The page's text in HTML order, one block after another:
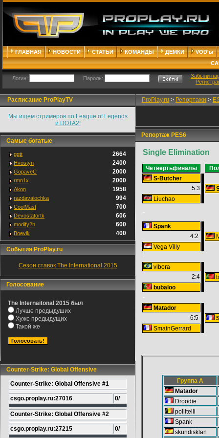
ГЛАВНАЯ НОВОСТИ СТАТЬИ КОМАНДЫ ДЕМКИ
VOD'ы
Логин: Пароль:
Забыли
Расписание ProPlayTV
Мы ищем стримеров по League of Legends
и DOTA2!
Самые богатые
ggtt 2664
Hvostyn 2400
GopaveC 2000
rmn1x 2000
Akon 1958
razdavalochka 994
CoolMast 700
Devostatortk 606
modify2h 600
Boevik 400
События ProPlay.ru
Сезон ставок The International 2015
Голосование
The Internaitonal 2015 был
Лучше предыдуших
Хуже предыдущих
Такой же
Counter-Strike: Global Offensive
Counter-Strike: Global Offensive #1
csgo.proplay.ru:27016 0/
Counter-Strike: Global Offensive #2
csgo.proplay.ru:27215 0/
ProPlay.ru > Репортажи >
Репортаж PES6
Single Elimination
Четвертьфиналы
S-Butcher
5:3
Liuchao
-
Spank
4:2
Vega Villy
-
vibora
2:4
bubaloo
-
Matador
6:5
SmainGerrard
Группа A
Matador
Droodie
pollitelli
Spank
skundisklan